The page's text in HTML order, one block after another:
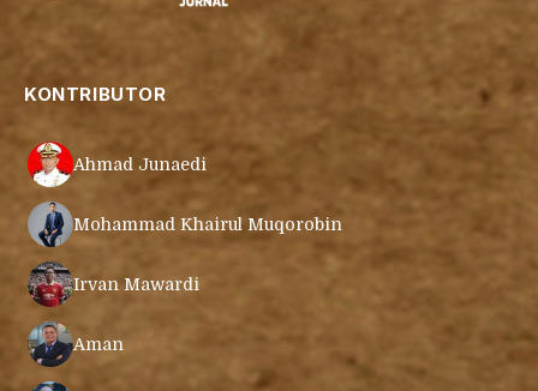
KONTRIBUTOR
Ahmad Junaedi
Mohammad Khairul Muqorobin
Irvan Mawardi
Aman